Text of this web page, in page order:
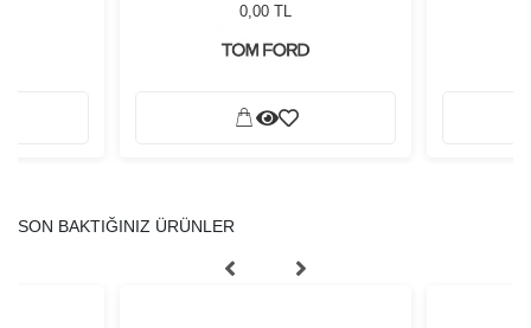
0,00 TL
SON BAKTIĞINIZ ÜRÜNLER